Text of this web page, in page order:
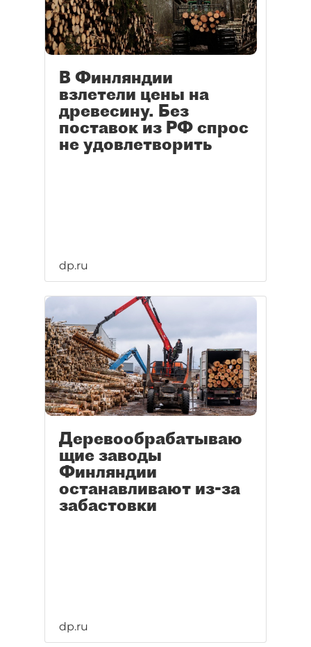
В Финляндии
взлетели цены на
древесину. Без
поставок из РФ спрос
не удовлетворить
dp.ru
Деревообрабатываю
щие заводы
Финляндии
останавливают из-за
забастовки
dp.ru